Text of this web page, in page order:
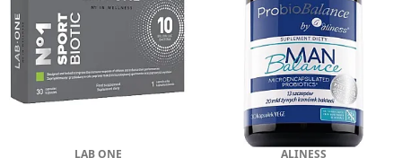
LAB ONE ALINESS